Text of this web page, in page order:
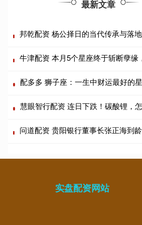
最新文章
慧眼智行配资 连日下跌！碳酸锂，
实盘配资网站